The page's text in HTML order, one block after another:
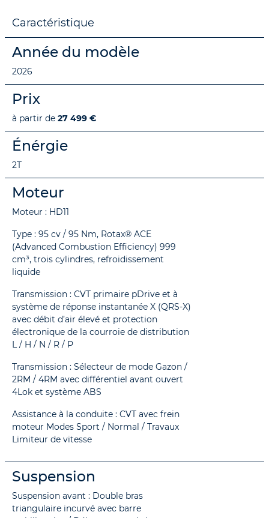
Caractéristique
Année du modèle
2026
Prix
à partir de 27 499 €
Énérgie
2T
Moteur
Moteur : HD11
Type : 95 cv / 95 Nm, Rotax® ACE
(Advanced Combustion Efficiency) 999
cm³, trois cylindres, refroidissement
liquide
Transmission : CVT primaire pDrive et à
système de réponse instantanée X (QRS-X)
avec débit d’air élevé et protection
électronique de la courroie de distribution
L / H / N / R / P
Transmission : Sélecteur de mode Gazon /
2RM / 4RM avec différentiel avant ouvert
4Lok et système ABS
Assistance à la conduite : CVT avec frein
moteur Modes Sport / Normal / Travaux
Limiteur de vitesse
Suspension
Suspension avant : Double bras
triangulaire incurvé avec barre